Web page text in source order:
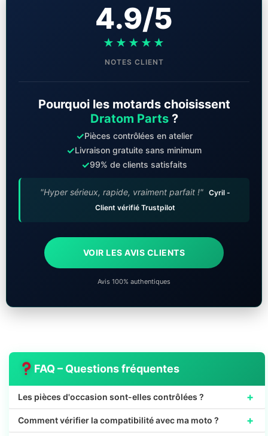
4.9/5
★★★★★
NOTES CLIENT
Pourquoi les motards choisissent
Dratom Parts?
✓Pièces contrôlées en atelier
✓Livraison gratuite sans minimum
✓99% de clients satisfaits
"Hyper sérieux, rapide, vraiment parfait !" Cyril -
Client vérifié Trustpilot
VOIR LES AVIS CLIENTS
Avis 100% authentiques
FAQ – Questions fréquentes
Les pièces d'occasion sont-elles contrôlées ? +
Comment vérifier la compatibilité avec ma moto ? +